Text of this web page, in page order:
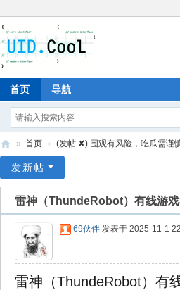
首页 导航
爱
» 首页 › (发帖 ✘) 围观有风险，吃瓜需谨
发新帖
雷神（ThundeRobot）有线游
69伙伴 发表于 2025-11-1
雷神（ThundeRobot）有